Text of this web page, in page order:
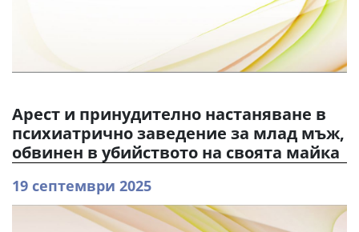
Арест и принудително настаняване в
психиатрично заведение за млад мъж,
обвинен в убийството на своята майка
19 септември 2025